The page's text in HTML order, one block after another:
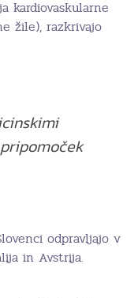
kardiovaskularne
žile), razkrivajo
odpravljajo v
in Avstrija.